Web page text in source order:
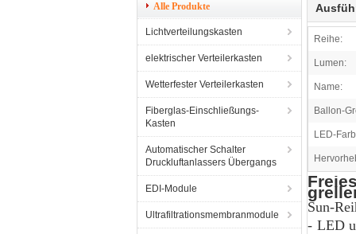
Alle Produkte
Lichtverteilungskasten
elektrischer Verteilerkasten
Wetterfester Verteilerkasten
Fiberglas-Einschließungs-
Kasten
Automatischer Schalter
Druckluftanlassers Übergangs
EDI-Module
Ultrafiltrationsmembranmodule
Reihe:
Lumen:
Name:
Ballon-
LED-
Sun-
- LED